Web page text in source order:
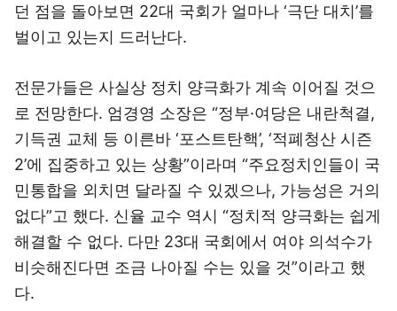
던 점을 돌아보면 22대 국회가 얼마나 ‘극단 대치’를
벌이고 있는지 드러난다.
전문가들은 사실상 정치 양극화가 계속 이어질 것으
로 전망한다. 엄경영 소장은 “정부·여당은 내란척결,
기득권 교체 등 이른바 ‘포스트탄핵’, ‘적폐청산 시즌
2’에 집중하고 있는 상황”이라며 “주요정치인들이 국
민통합을 외치면 달라질 수 있겠으나, 가능성은 거의
없다”고 했다. 신율 교수 역시 “정치적 양극화는 쉽게
해결할 수 없다. 다만 23대 국회에서 여야 의석수가
비슷해진다면 조금 나아질 수는 있을 것”이라고 했
다.